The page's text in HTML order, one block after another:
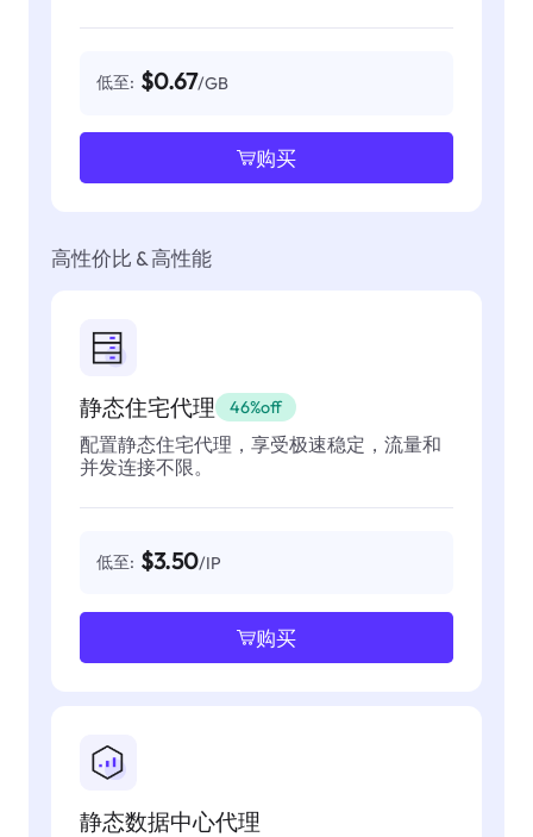
低至: $0.67/GB
购买
高性价比 & 高性能
静态住宅代理 46%off
配置静态住宅代理，享受极速稳定，流量和
并发连接不限。
低至: $3.50/IP
购买
静态数据中心代理